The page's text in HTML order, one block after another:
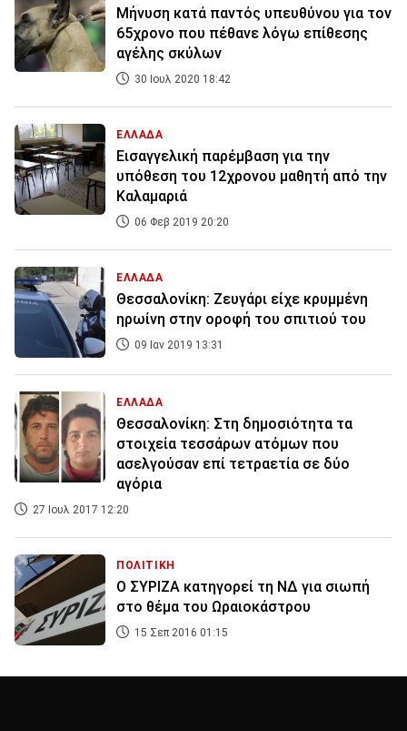
Μήνυση κατά παντός υπευθύνου για τον
65χρονο που πέθανε λόγω επίθεσης
αγέλης σκύλων
30 Ιουλ 2020 18:42
ΕΛΛΑΔΑ
Εισαγγελική παρέμβαση για την
υπόθεση του 12χρονου μαθητή από την
Καλαμαριά
06 Φεβ 2019 20:20
ΕΛΛΑΔΑ
Θεσσαλονίκη: Ζευγάρι είχε κρυμμένη
ηρωίνη στην οροφή του σπιτιού του
09 Ιαν 2019 13:31
ΕΛΛΑΔΑ
Θεσσαλονίκη: Στη δημοσιότητα τα
στοιχεία τεσσάρων ατόμων που
ασελγούσαν επί τετραετία σε δύο
αγόρια
27 Ιουλ 2017 12:20
ΠΟΛΙΤΙΚΗ
Ο ΣΥΡΙΖΑ κατηγορεί τη ΝΔ για σιωπή
στο θέμα του Ωραιοκάστρου
15 Σεπ 2016 01:15